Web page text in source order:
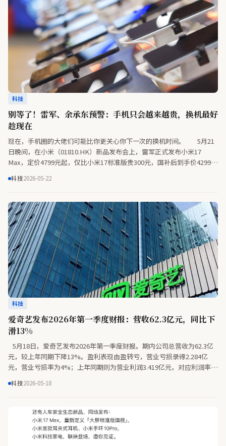
科技
别等了！雷军、余承东预警：手机只会越来越贵，换机最好
趁现在
现在，手机圈的大佬们可能比你更关心你下一次的换机时间。 5月21
日晚间，在小米（01810.HK）新品发布会上，雷军正式发布小米17
Max，定价4799元起，仅比小米17标准版贵300元，国补后到手价4299元
两年内存还会持续上涨，手机可能会越来越贵；大家如果有换手机的计
科技2026-05-22
科技
爱奇艺发布2026年第一季度财报：营收62.3亿元，同比下
滑13%
5月18日，爱奇艺发布2026年第一季度财报。期内公司总营收为62.3亿
元，较上年同期下降13%。盈利表现由盈转亏，营业亏损录得2.284亿
元，营业亏损率为4%；上年同期则为营业利润3.419亿元，对应利润率
科技2026-05-18